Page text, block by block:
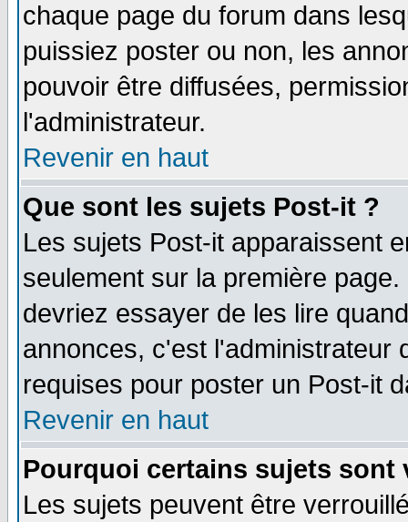
chaque page du forum dans
puissiez poster ou non, les
pouvoir être diffusées,
l'administrateur.
Revenir en haut
Que sont les sujets Post-it ?
Les sujets Post-it apparaissent
seulement sur la première
devriez essayer de les lire
annonces, c'est l'administrateur
requises pour poster un Post-it
Revenir en haut
Pourquoi certains sujets sont
Les sujets peuvent être